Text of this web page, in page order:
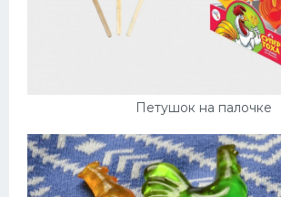
Петушок на палочке